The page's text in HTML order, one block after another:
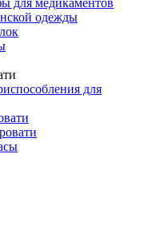
для медикаментов
одежды
для